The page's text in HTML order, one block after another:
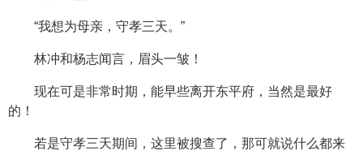
“我想为母亲，守孝三天。”
林冲和杨志闻言，眉头一皱！
现在可是非常时期，能早些离开东平府，当然是最好
的！
若是守孝三天期间，这里被搜查了，那可就说什么都来